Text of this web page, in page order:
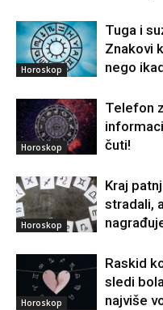
Horoskop
Tuga i
Znakovi
nego
Horoskop
Telefon
čuti!
Horoskop
Kraj
stradali,
Horoskop
Raskid
sledi
najviše